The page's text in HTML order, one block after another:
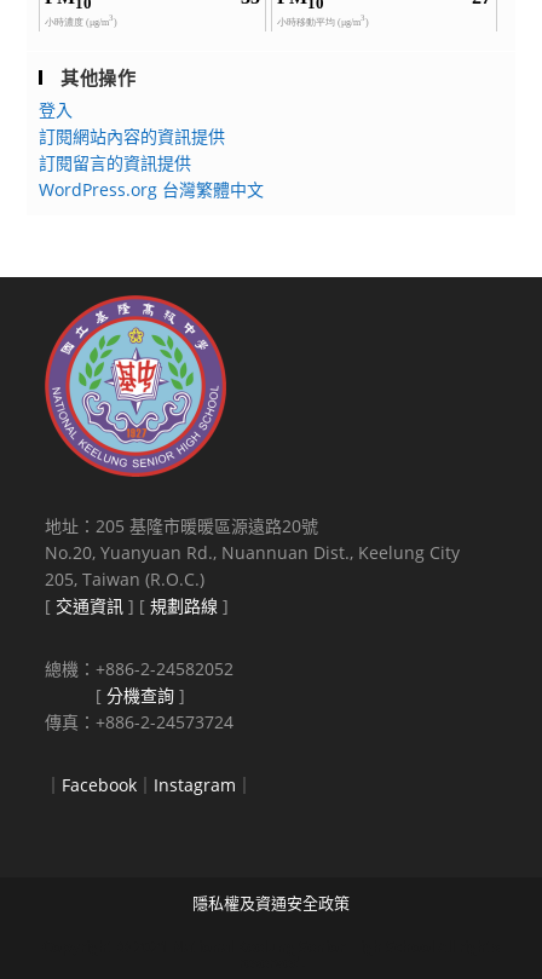
其他操作
登入
訂閱網站內容的資訊提供
訂閱留言的資訊提供
WordPress.org 台灣繁體中文
地址：205 基隆市暖暖區源遠路20號
No.20, Yuanyuan Rd., Nuannuan Dist., Keelung City
205, Taiwan (R.O.C.)
[ 交通資訊 ] [規劃路線 ]
總機：+886-2-24582052
[分機查詢 ]
傳真：+886-2-24573724
｜ Facebook ｜ Instagram ｜
隱私權及資通安全政策